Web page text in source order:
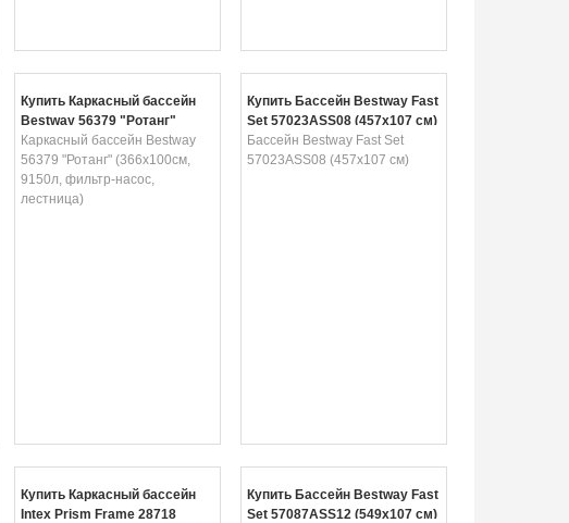
Купить Каркасный бассейн
Bestway 56379 "Ротанг"
(366х100см, 9150л, фильтр-
насос, лестница)
Каркасный бассейн Bestway
56379 "Ротанг" (366х100см,
9150л, фильтр-насос,
лестница)
Купить Бассейн Bestway Fast
Set 57023ASS08 (457x107 см)
Бассейн Bestway Fast Set
57023ASS08 (457x107 см)
Купить Каркасный бассейн
Intex Prism Frame 28718
Купить Бассейн Bestway Fast
Set 57087ASS12 (549х107 см)